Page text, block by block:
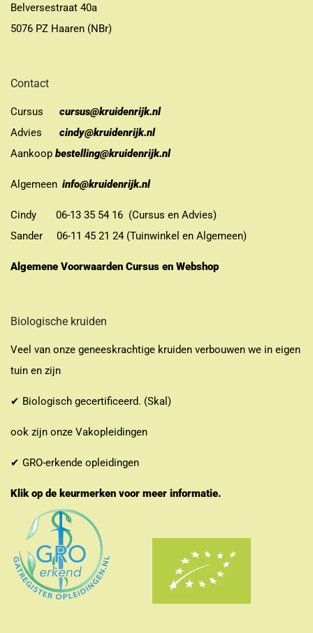
Belversestraat 40a
5076 PZ Haaren (NBr)
Contact
Cursus
cursus@kruidenrijk.nl
Advies
cindy@kruidenrijk.nl
Aankoop bestelling@kruidenrijk.nl
Algemeen info@kruidenrijk.nl
Cindy 06-13 35 54 16 (Cursus en Advies)
Sander 06-11 45 21 24 (Tuinwinkel en Algemeen)
Algemene Voorwaarden Cursus en Webshop
Biologische kruiden
Veel van onze geneeskrachtige kruiden verbouwen we in eigen
tuin en zijn
✔ Biologisch gecertificeerd. (Skal)
ook zijn onze Vakopleidingen
✔ GRO-erkende opleidingen
Klik op de keurmerken voor meer informatie.